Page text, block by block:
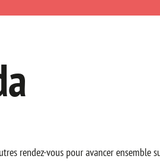
rendez-vous pour avancer ensemble